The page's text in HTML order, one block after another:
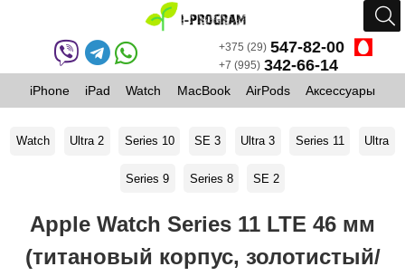
+375 (29) 547-82-00
+7 (995) 342-66-14
iPhone iPad Watch MacBook AirPods Аксессуары
Watch Ultra 2 Series 10 SE 3 Ultra 3 Series 11 Ultra
Series 9 Series 8 SE 2
Apple Watch Series 11 LTE 46 мм
(титановый корпус, золотистый/